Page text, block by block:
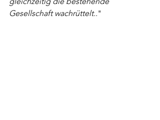
Gesellschaft wachrüttelt.."